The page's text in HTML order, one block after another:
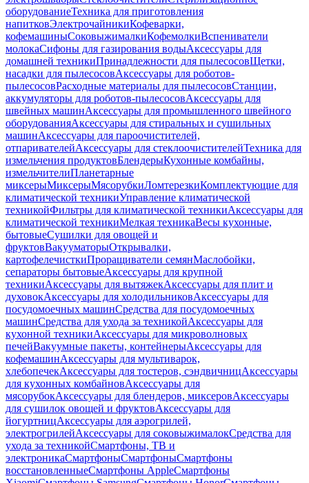
оборудованиеТехника для приготовления
напитковЭлектрочайникиКофеварки,
кофемашиныСоковыжималкиКофемолкиВспениватели
молокаСифоны для газирования водыАксессуары для
домашней техникиПринадлежности для пылесосовЩетки,
насадки для пылесосовАксессуары для роботов-
пылесосовРасходные материалы для пылесосовСтанции,
аккумуляторы для роботов-пылесосовАксессуары для
швейных машинАксессуары для промышленного швейного
оборудованияАксессуары для стиральных и сушильных
машинАксессуары для пароочистителей,
отпаривателейАксессуары для стеклоочистителейТехника для
измельчения продуктовБлендерыКухонные комбайны,
измельчителиПланетарные
миксерыМиксерыМясорубкиЛомтерезкиКомплектующие для
климатической техникиУправление климатической
техникойФильтры для климатической техникиАксессуары для
климатической техникиМелкая техникаВесы кухонные,
бытовыеСушилки для овощей и
фруктовВакууматорыОткрывалки,
картофелечисткиПроращиватели семянМаслобойки,
сепараторы бытовыеАксессуары для крупной
техникиАксессуары для вытяжекАксессуары для плит и
духовокАксессуары для холодильниковАксессуары для
посудомоечных машинСредства для посудомоечных
машинСредства для ухода за техникойАксессуары для
кухонной техникиАксессуары для микроволновых
печейВакуумные пакеты, контейнерыАксессуары для
кофемашинАксессуары для мультиварок,
хлебопечекАксессуары для тостеров, сэндвичницАксессуары
для кухонных комбайновАксессуары для
мясорубокАксессуары для блендеров, миксеровАксессуары
для сушилок овощей и фруктовАксессуары для
йогуртницАксессуары для аэрогрилей,
электрогрилейАксессуары для соковыжималокСредства для
ухода за техникойСмартфоны, ТВ и
электроникаСмартфоныСмартфоныСмартфоны
восстановленныеСмартфоны AppleСмартфоны